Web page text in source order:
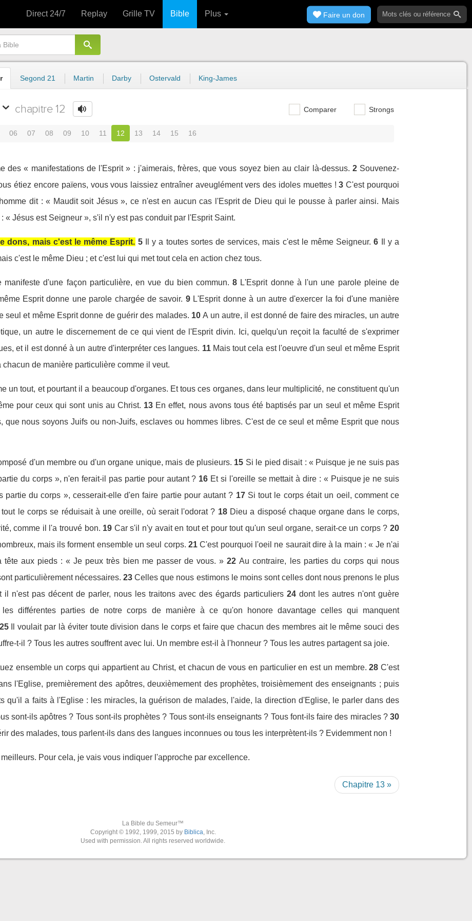
Direct 24/7 Replay Grille TV Bible Plus Faire un don
Segond 21 Martin Darby Ostervald King-James
chapitre 12 Comparer Strongs
06 07 08 09 10 11 12 13 14 15 16
des « manifestations de l'Esprit » : j'aimerais, frères, que vous soyez bien au clair là-dessus. 2 Souvenez-
étiez encore païens, vous vous laissiez entraîner aveuglément vers des idoles muettes ! 3 C'est pourquoi
dit : « Maudit soit Jésus », ce n'est en aucun cas l'Esprit de Dieu qui le pousse à parler ainsi. Mais
« Jésus est Seigneur », s'il n'y est pas conduit par l'Esprit Saint.
dons, mais c'est le même Esprit. 5 Il y a toutes sortes de services, mais c'est le même Seigneur. 6
Il y a
c'est le même Dieu ; et c'est lui qui met tout cela en action chez tous.
manifeste d'une façon particulière, en vue du bien commun. 8 L'Esprit donne à l'un une parole pleine de
Esprit donne une parole chargée de savoir. 9 L'Esprit donne à un autre d'exercer la foi d'une manière
seul et même Esprit donne de guérir des malades. 10 A un autre, il est donné de faire des miracles, un autre
un autre le discernement de ce qui vient de l'Esprit divin. Ici, quelqu'un reçoit la faculté de s'exprimer
et il est donné à un autre d'interpréter ces langues. 11 Mais tout cela est l'oeuvre d'un seul et même Esprit
de manière particulière comme il veut.
un tout, et pourtant il a beaucoup d'organes. Et tous ces organes, dans leur multiplicité, ne constituent qu'un
pour ceux qui sont unis au Christ. 13 En effet, nous avons tous été baptisés par un seul et même Esprit
que nous soyons Juifs ou non-Juifs, esclaves ou hommes libres. C'est de ce seul et même Esprit que nous
d'un membre ou d'un organe unique, mais de plusieurs. 15 Si le pied disait : « Puisque je ne suis pas
du corps », n'en ferait-il pas partie pour autant ? 16 Et si l'oreille se mettait à dire : « Puisque je ne suis
partie du corps », cesserait-elle d'en faire partie pour autant ? 17 Si tout le corps était un oeil, comment ce
le corps se réduisait à une oreille, où serait l'odorat ? 18 Dieu a disposé chaque organe dans le corps,
comme il l'a trouvé bon. 19 Car s'il n'y avait en tout et pour tout qu'un seul organe, serait-ce un corps ? 20
mais ils forment ensemble un seul corps. 21 C'est pourquoi l'oeil ne saurait dire à la main : « Je n'ai
aux pieds : « Je peux très bien me passer de vous. » 22 Au contraire, les parties du corps qui nous
particulièrement nécessaires. 23 Celles que nous estimons le moins sont celles dont nous prenons le plus
il n'est pas décent de parler, nous les traitons avec des égards particuliers 24 dont les autres n'ont guère
différentes parties de notre corps de manière à ce qu'on honore davantage celles qui manquent
25
Il voulait par là éviter toute division dans le corps et faire que chacun des membres ait le même souci des
t-il ? Tous les autres souffrent avec lui. Un membre est-il à l'honneur ? Tous les autres partagent sa joie.
ensemble un corps qui appartient au Christ, et chacun de vous en particulier en est un membre. 28 C'est
l'Eglise, premièrement des apôtres, deuxièmement des prophètes, troisièmement des enseignants ; puis
qu'il a faits à l'Eglise : les miracles, la guérison de malades, l'aide, la direction d'Eglise, le parler dans des
sont-ils apôtres ? Tous sont-ils prophètes ? Tous sont-ils enseignants ? Tous font-ils faire des miracles ? 30
des malades, tous parlent-ils dans des langues inconnues ou tous les interprètent-ils ? Evidemment non !
Pour cela, je vais vous indiquer l'approche par excellence.
Chapitre 13 »
La Bible du Semeur™
Copyright © 1992, 1999, 2015 by Biblica, Inc.
Used with permission. All rights reserved worldwide.